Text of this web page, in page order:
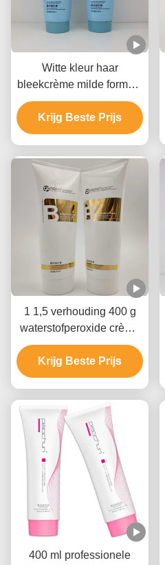
Witte kleur haar
bleekcrème milde formule
snel vervaagend Lift tot 9
niveaus
Krijg Beste Prijs
1 1,5 verhouding 400 g
waterstofperoxide crème
voor haarverfverwijder
GMPC goedkeuring
Krijg Beste Prijs
400 ml professionele